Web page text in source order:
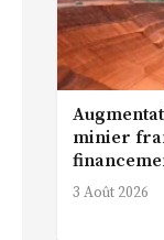
minier
3 Août 2026